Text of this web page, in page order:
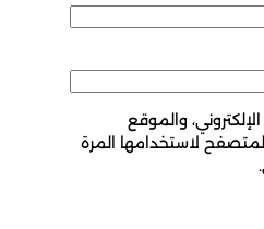
والموقع
لاستخدامها المرة